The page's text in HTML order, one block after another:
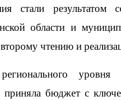
стали результатом
области и
чтению и
приняла бюджет с